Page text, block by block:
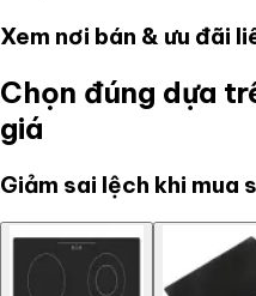
Xem nơi bán & ưu đãi
Chọn đúng dựa
giá
Giảm sai lệch khi mua